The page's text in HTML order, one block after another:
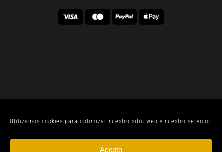
Utilizamos cookies para optimizar nuestro sitio web y nuestro servicio.
Acepto
LOS DERECHOS RESERVADOS | BY